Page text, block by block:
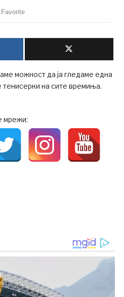
можност да ја гледаме една
тенисерки на сите времиња.
мрежи: